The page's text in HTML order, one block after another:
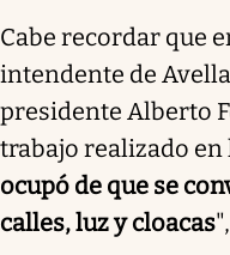
Cabe recordar que
intendente de
presidente Alberto
trabajo realizado en
ocupó de que se
calles, luz y cloacas